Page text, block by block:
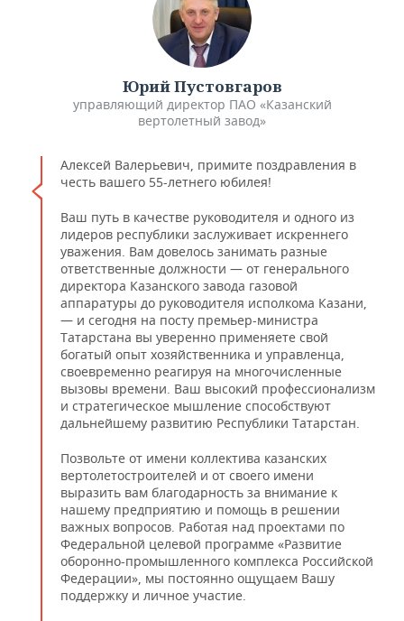
Юрий Пустовгаров
управляющий директор ПАО «Казанский
вертолетный завод»
Алексей Валерьевич, примите поздравления в
честь вашего 55-летнего юбилея!
Ваш путь в качестве руководителя и одного из
лидеров республики заслуживает искреннего
уважения. Вам довелось занимать разные
ответственные должности — от генерального
директора Казанского завода газовой
аппаратуры до руководителя исполкома Казани,
— и сегодня на посту премьер-министра
Татарстана вы уверенно применяете свой
богатый опыт хозяйственника и управленца,
своевременно реагируя на многочисленные
вызовы времени. Ваш высокий профессионализм
и стратегическое мышление способствуют
дальнейшему развитию Республики Татарстан.
Позвольте от имени коллектива казанских
вертолетостроителей и от своего имени
выразить вам благодарность за внимание к
нашему предприятию и помощь в решении
важных вопросов. Работая над проектами по
Федеральной целевой программе «Развитие
оборонно-промышленного комплекса Российской
Федерации», мы постоянно ощущаем Вашу
поддержку и личное участие.